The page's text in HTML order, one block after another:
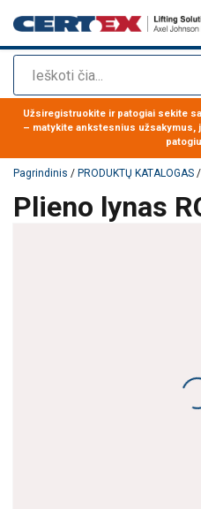
Paieška
Produktas buvo pridėtas prie jūsų
Užsiregistruokite ir patogiai sekite
– matykite ankstesnius užsakymus,
Pagrindinis / PRODUKTŲ KATALOGAS /
Plieno lynas